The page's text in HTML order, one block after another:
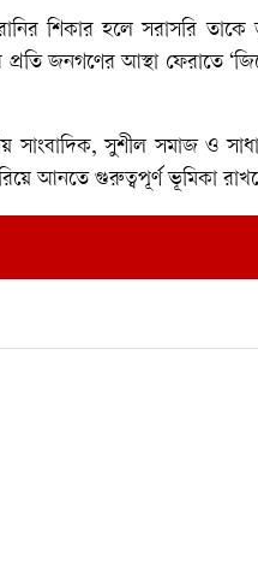
শিকার হলে সরাসরি তাকে
জনগণের আস্থা ফেরাতে
সাংবাদিক, সুশীল সমাজ ও
আনতে গুরুত্বপূর্ণ ভূমিকা